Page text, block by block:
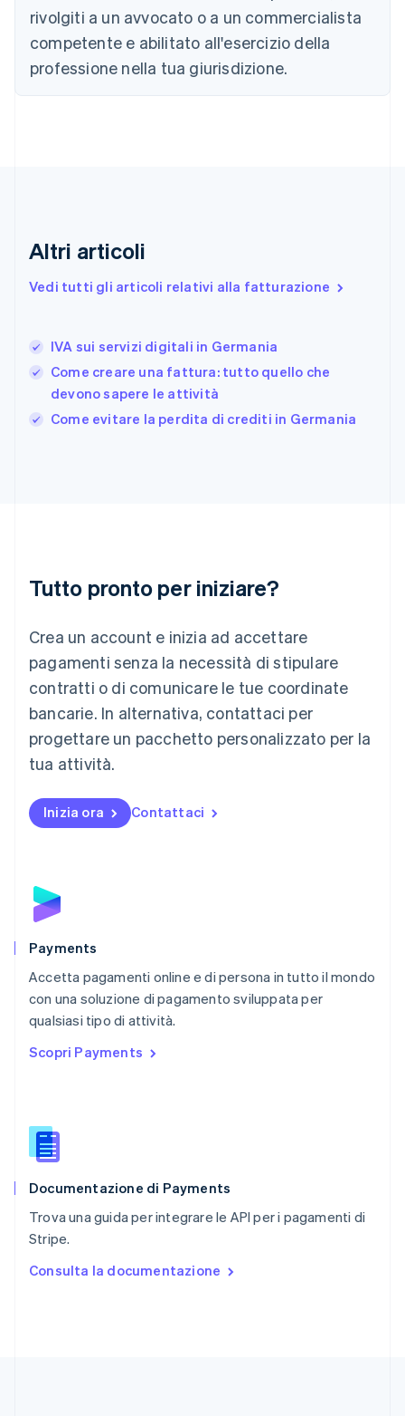
rivolgiti a un avvocato o a un commercialista
competente e abilitato all'esercizio della
professione nella tua giurisdizione.
Altri articoli
Vedi tutti gli articoli relativi alla fatturazione
IVA sui servizi digitali in Germania
Come creare una fattura: tutto quello che
devono sapere le attività
Come evitare la perdita di crediti in Germania
Tutto pronto per iniziare?
Crea un account e inizia ad accettare
pagamenti senza la necessità di stipulare
contratti o di comunicare le tue coordinate
bancarie. In alternativa, contattaci per
progettare un pacchetto personalizzato per la
tua attività.
Inizia ora Contattaci
Payments
Accetta pagamenti online e di persona in tutto il mondo
con una soluzione di pagamento sviluppata per
qualsiasi tipo di attività.
Scopri Payments
Documentazione di Payments
Trova una guida per integrare le API per i pagamenti di
Stripe.
Consulta la documentazione
English
Croazia
English
Danimarca
English
FrançaisEnglish
DeutschEnglish
Gibilterra
Grecia
English
India
Lituania
Lussemburgo
Deutsch English
Malaysia
English 简体中文
Malta
Messico
EspañolEnglish
English
Nuova Zelanda
Polonia
English
Português
English简体中文
Regno Unito
English
English
English
Slovacchia
Slovenia
Spagna
Español
English Español简体中文